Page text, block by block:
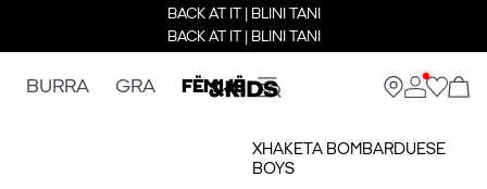
BACK AT IT | BLINI TANI
BACK AT IT | BLINI TANI
BURRA GRA FËMIJË
XHAKETA BOMBARDUESE
BOYS